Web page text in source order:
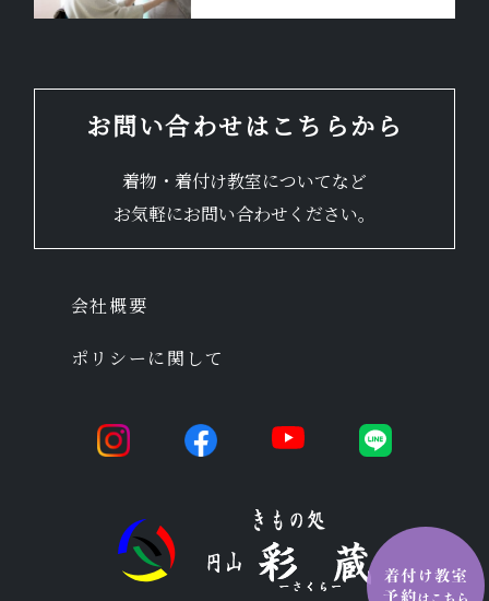
お問い合わせはこちらから
着物・着付け教室についてなど
お気軽にお問い合わせください。
ポリシーに関して
会社概要